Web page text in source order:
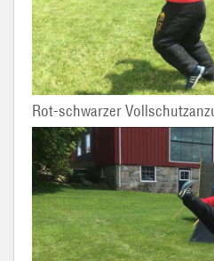
Rot-schwarzer